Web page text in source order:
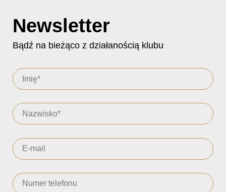
Newsletter
Bądź na bieżąco z działanością klubu